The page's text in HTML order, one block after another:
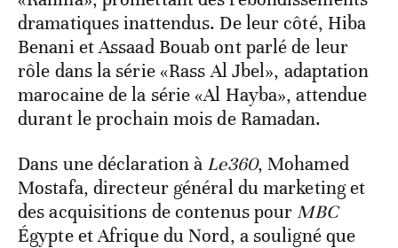
dramatiques inattendus. De leur côté, Hiba
Benani et Assaad Bouab ont parlé de leur
rôle dans la série «Rass Al Jbel», adaptation
marocaine de la série «Al Hayba», attendue
durant le prochain mois de Ramadan.
Dans une déclaration à Le360, Mohamed
Mostafa, directeur général du marketing et
des acquisitions de contenus pour MBC
Égypte et Afrique du Nord, a souligné que